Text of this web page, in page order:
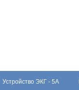
Устройство ЭКГ - 5А